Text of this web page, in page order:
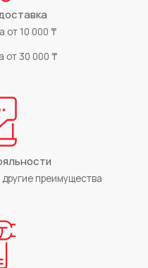
от 10 000 ₸
от 30 000 ₸
преимущества